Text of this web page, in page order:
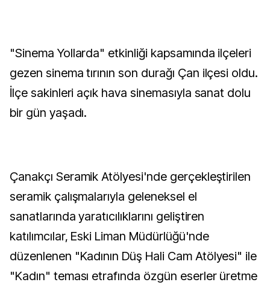
"Sinema Yollarda" etkinliği kapsamında ilçeleri
gezen sinema tırının son durağı Çan ilçesi oldu.
İlçe sakinleri açık hava sinemasıyla sanat dolu
bir gün yaşadı.
Çanakçı Seramik Atölyesi'nde gerçekleştirilen
seramik çalışmalarıyla geleneksel el
sanatlarında yaratıcılıklarını geliştiren
katılımcılar, Eski Liman Müdürlüğü'nde
düzenlenen "Kadının Düş Hali Cam Atölyesi" ile
"Kadın" teması etrafında özgün eserler üretme